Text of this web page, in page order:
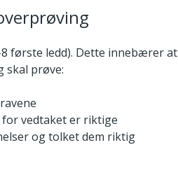
første ledd). Dette innebærer at
skal prøve:
vedtaket er riktige
og tolket dem riktig